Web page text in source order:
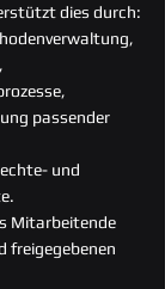
dies durch:
passender
und
Mitarbeitende
freigegebenen